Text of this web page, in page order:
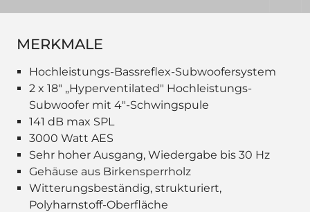
MERKMALE
Hochleistungs-Bassreflex-Subwoofersystem
2 x 18" „Hyperventilated" Hochleistungs-
Subwoofer mit 4"-Schwingspule
141 dB max SPL
3000 Watt AES
Sehr hoher Ausgang, Wiedergabe bis 30 Hz
Gehäuse aus Birkensperrholz
Witterungsbeständig, strukturiert,
Polyharnstoff-Oberfläche